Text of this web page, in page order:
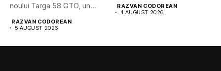
noului Targa 58 GTO, un...
RAZVAN CODOREAN
5 AUGUST 2026
RAZVAN CODOREAN
4 AUGUST 2026